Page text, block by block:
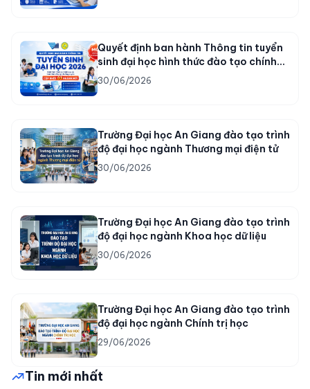
Quyết định ban hành Thông tin tuyển
sinh đại học hình thức đào tạo chính
quy, hình thức đào tạo thường xuyên
năm 2026 của Trường Đại học An
30/06/2026
Trường Đại học An Giang đào tạo trình
độ đại học ngành Thương mại điện tử
30/06/2026
Trường Đại học An Giang đào tạo trình
độ đại học ngành Khoa học dữ liệu
30/06/2026
Trường Đại học An Giang đào tạo trình
độ đại học ngành Chính trị học
29/06/2026
Tin mới nhất